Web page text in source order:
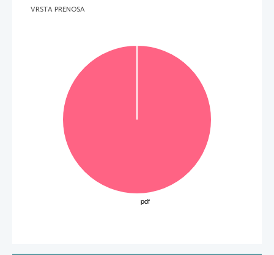
VRSTA PRENOSA